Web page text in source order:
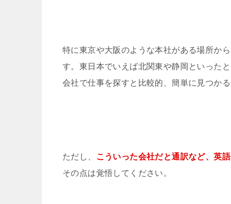
特に東京や大阪のような本社がある場所か
す。東日本でいえば北関東や静岡といった
会社で仕事を探すと比較的、簡単に見つかる
ただし、 こういった会社だと通訳など、英
その点は覚悟してください。